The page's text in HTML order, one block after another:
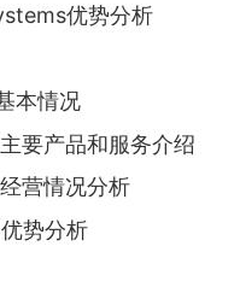
优势分析
本情况
要产品和服务介绍
营情况分析
势分析